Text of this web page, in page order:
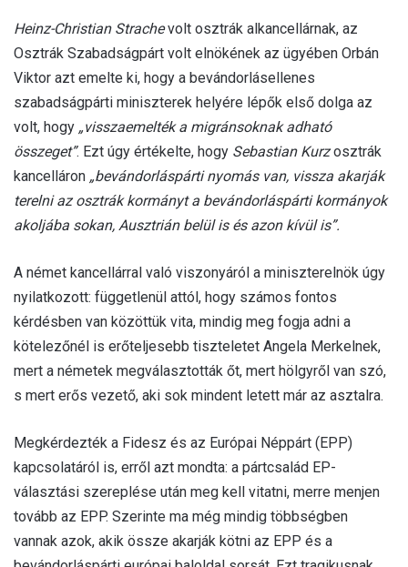
Heinz-Christian Strachevolt osztrák alkancellárnak, az
Osztrák Szabadságpárt volt elnökének az ügyében Orbán
Viktor azt emelte ki, hogy a bevándorlásellenes
szabadságpárti miniszterek helyére lépők első dolga az
volt, hogy „visszaemelték a migránsoknak adható
összeget”. Ezt úgy értékelte, hogy Sebastian Kurzosztrák
kancelláron „bevándorláspárti nyomás van, vissza akarják
terelni az osztrák kormányt a bevándorláspárti kormányok
akoljába sokan, Ausztrián belül is és azon kívül is”.
A német kancellárral való viszonyáról a miniszterelnök úgy
nyilatkozott: függetlenül attól, hogy számos fontos
kérdésben van közöttük vita, mindig meg fogja adni a
kötelezőnél is erőteljesebb tiszteletet Angela Merkelnek,
mert a németek megválasztották őt, mert hölgyről van szó,
s mert erős vezető, aki sok mindent letett már az asztalra.
Megkérdezték a Fidesz és az Európai Néppárt (EPP)
kapcsolatáról is, erről azt mondta: a pártcsalád EP-
választási szereplése után meg kell vitatni, merre menjen
tovább az EPP. Szerinte ma még mindig többségben
vannak azok, akik össze akarják kötni az EPP és a